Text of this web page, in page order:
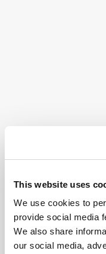
This website uses
We use cookies to
provide social media
We also share
our social media,